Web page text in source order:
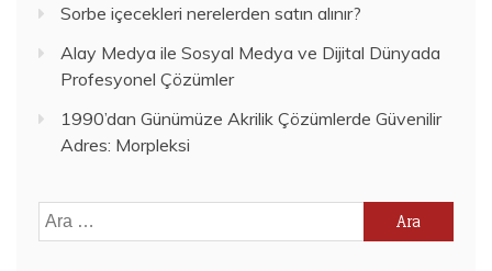
Sorbe içecekleri nerelerden satın alınır?
Alay Medya ile Sosyal Medya ve Dijital Dünyada
Profesyonel Çözümler
1990’dan Günümüze Akrilik Çözümlerde Güvenilir
Adres: Morpleksi
Arama: